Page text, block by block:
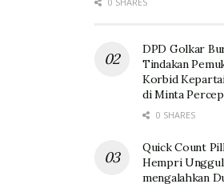
DPD Golkar
Tindakan
Korbid
di Minta
0 SHARES
Quick Count
Hempri
mengalahkan